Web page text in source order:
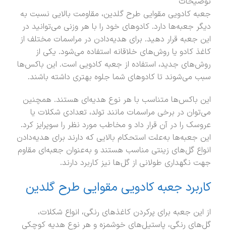
جعبه کادویی مقوایی طرح گلدین، مقاومت بالایی نسبت به
دیگر جعبه‌ها دارد. کادوهای خود را با هر وزنی می‌توانید در
این جعبه قرار دهید. برای هدیه‌دادن در مراسمات مختلف از
کاغذ کادو یا روش‌های خلاقانه استفاده می‌شود. یکی از
روش‌های جدید، استفاده از جعبه کادویی است. این باکس‌ها
سبب می‌شوند تا کادوهای شما جلوه بهتری داشته باشند.
این باکس‌ها متناسب با هر نوع هدیه‌ای هستند. همچنین
می‌توان در برخی مراسمات مانند تولد، تعدادی شکلات یا
عروسک را در آن قرار داد و مخاطب مورد نظر را سوپرایز کرد.
این جعبه‌ها به‌علت استحکام بالایی که دارند برای هدیه‌دادن
انواع گل‌های زینتی مناسب هستند و به‌عنوان جعبه‌ای مقاوم
جهت نگهداری طولانی از گل‌ها نیز کاربرد دارند.
کاربرد جعبه کادویی مقوایی طرح گلدین
از این جعبه برای پرکردن کاغذهای رنگی، انواع شکلات،
گل‌های رنگی، پاستیل‌های خوشمزه و هر نوع هدیه‌ کوچکی